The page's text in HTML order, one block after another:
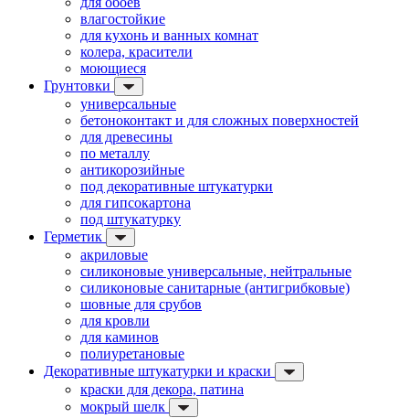
влагостойкие
для кухонь и ванных комнат
колера, красители
моющиеся
Грунтовки
универсальные
бетоноконтакт и для сложных поверхностей
для древесины
по металлу
антикорозийные
под декоративные штукатурки
для гипсокартона
под штукатурку
Герметик
акриловые
силиконовые универсальные, нейтральные
силиконовые санитарные (антигрибковые)
шовные для срубов
для кровли
для каминов
полиуретановые
Декоративные штукатурки и краски
краски для декора, патина
мокрый шелк